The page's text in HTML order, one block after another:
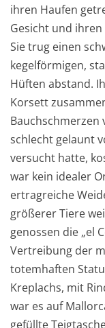
ihren Haufen
Gesicht und
Sie trug einen
kegelförmigen,
Hüften abstand.
Korsett
Bauchschmerzen
schlecht gelaunt
versucht hatte,
war kein idealer
ertragreiche
größerer Tiere
genossen die „el
Vertreibung der
totemhaften
Kreplachs, mit
war es auf
gefüllte